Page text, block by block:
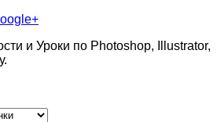
и Уроки по Photoshop, Illustrator,